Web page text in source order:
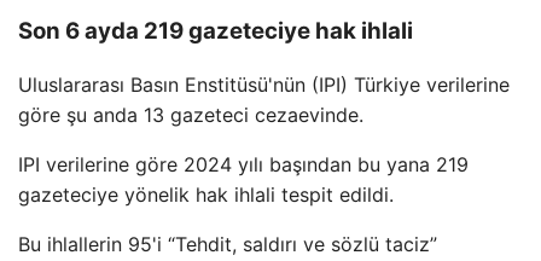
Son 6 ayda 219 gazeteciye hak ihlali
Uluslararası Basın Enstitüsü'nün (IPI) Türkiye verilerine
göre şu anda 13 gazeteci cezaevinde.
IPI verilerine göre 2024 yılı başından bu yana 219
gazeteciye yönelik hak ihlali tespit edildi.
Bu ihlallerin 95'i “Tehdit, saldırı ve sözlü taciz”